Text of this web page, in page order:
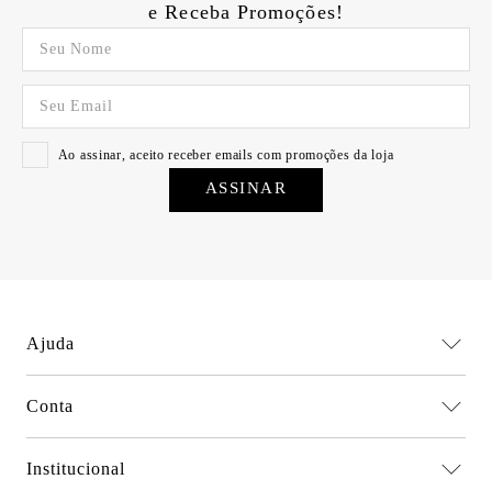
e Receba Promoções!
Ao assinar, aceito receber emails com promoções da loja
ASSINAR
Ajuda
Conta
Institucional